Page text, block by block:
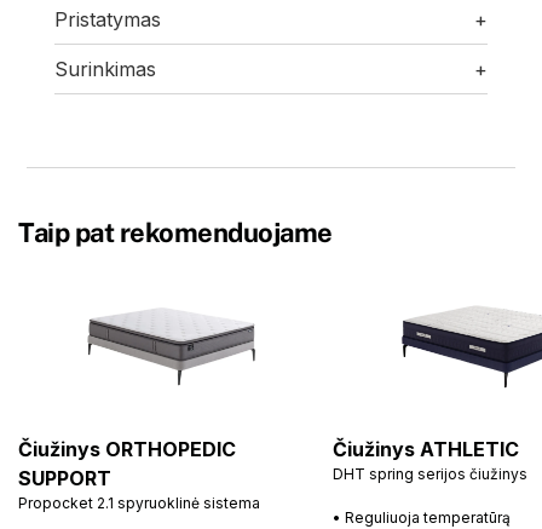
Pristatymas +
Surinkimas +
Taip pat rekomenduojame
Čiužinys ORTHOPEDIC
SUPPORT
Propocket 2.1 spyruoklinė sistema
Čiužinys ATHLETIC
DHT spring serijos čiužinys
• Reguliuoja temperatūrą